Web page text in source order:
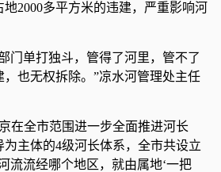
2000多平方米的违建，严重影响河
门单打独斗，管得了河里，管不了
也无权拆除。”凉水河管理处主任
在全市范围进一步全面推进河长
主体的4级河长体系，全市共设立
流流经哪个地区，就由属地‘一把